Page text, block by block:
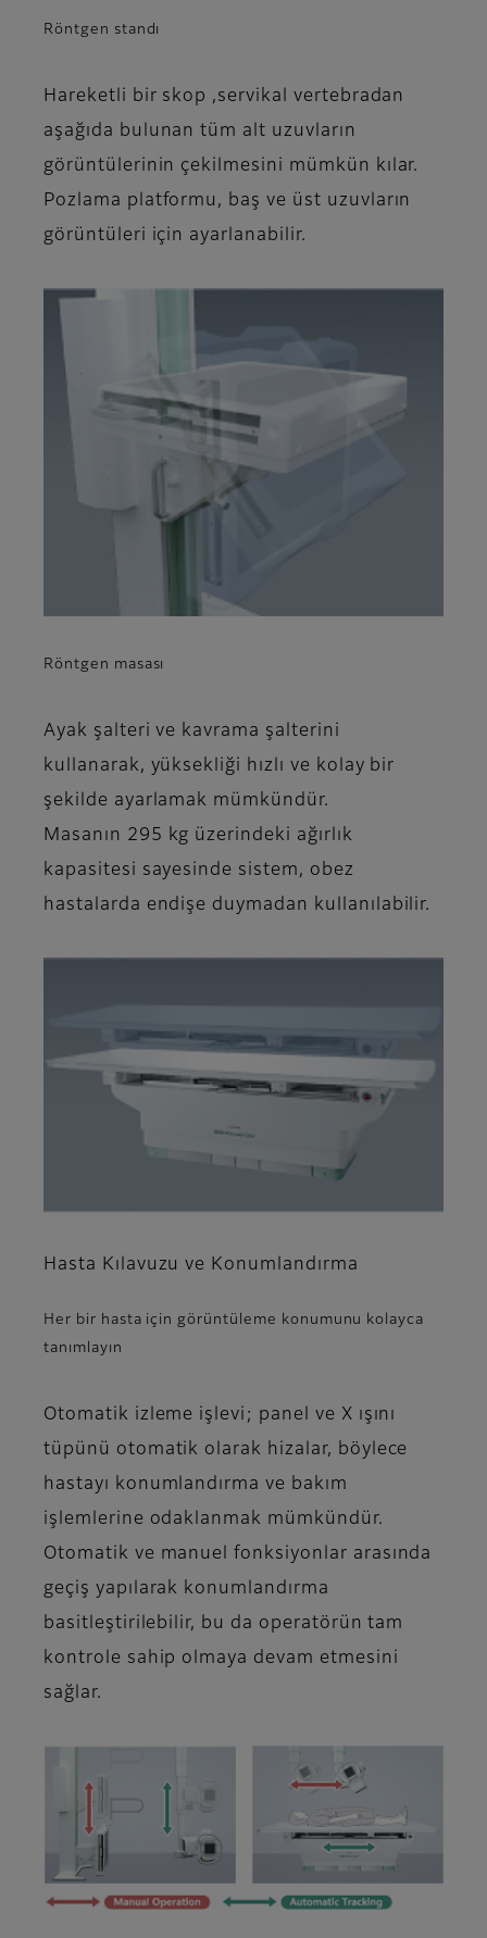
Röntgen standı
Hareketli bir skop ,servikal vertebradan
aşağıda bulunan tüm alt uzuvların
görüntülerinin çekilmesini mümkün kılar.
Pozlama platformu, baş ve üst uzuvların
görüntüleri için ayarlanabilir.
Röntgen masası
Ayak şalteri ve kavrama şalterini
kullanarak, yüksekliği hızlı ve kolay bir
şekilde ayarlamak mümkündür.
Masanın 295 kg üzerindeki ağırlık
kapasitesi sayesinde sistem, obez
hastalarda endişe duymadan kullanılabilir.
Hasta Kılavuzu ve Konumlandırma
Her bir hasta için görüntüleme konumunu kolayca
tanımlayın
Otomatik izleme işlevi; panel ve X ışını
tüpünü otomatik olarak hizalar, böylece
hastayı konumlandırma ve bakım
işlemlerine odaklanmak mümkündür.
Otomatik ve manuel fonksiyonlar arasında
geçiş yapılarak konumlandırma
basitleştirilebilir, bu da operatörün tam
kontrole sahip olmaya devam etmesini
sağlar.